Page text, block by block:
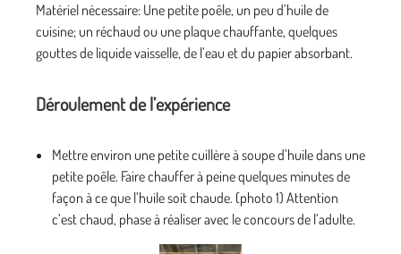
Matériel nécessaire: Une petite poêle, un peu d’huile de
cuisine; un réchaud ou une plaque chauffante, quelques
gouttes de liquide vaisselle, de l’eau et du papier absorbant.
Déroulement de l’expérience
Mettre environ une petite cuillère à soupe d’huile dans une
petite poêle. Faire chauffer à peine quelques minutes de
façon à ce que l’huile soit chaude. (photo 1) Attention
c’est chaud, phase à réaliser avec le concours de l’adulte.